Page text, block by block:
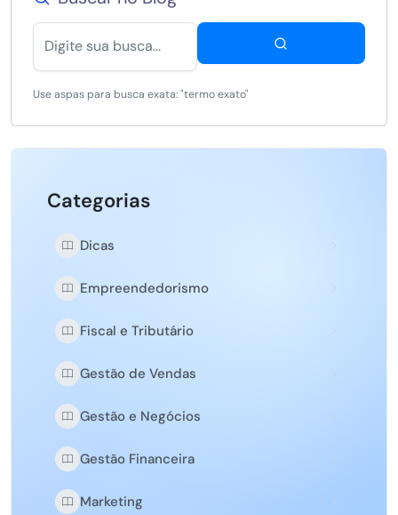
Use aspas para busca exata: "termo exato"
Categorias
Dicas
Empreendedorismo
Fiscal e Tributário
Gestão de Vendas
Gestão e Negócios
Gestão Financeira
Marketing